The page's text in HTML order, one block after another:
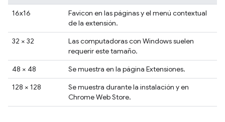
16x16
Favicon en las páginas y el menú contextual
de la extensión.
32 × 32
Las computadoras con Windows suelen
requerir este tamaño.
48 × 48
Se muestra en la página Extensiones.
128 × 128
Se muestra durante la instalación y en
Chrome Web Store.